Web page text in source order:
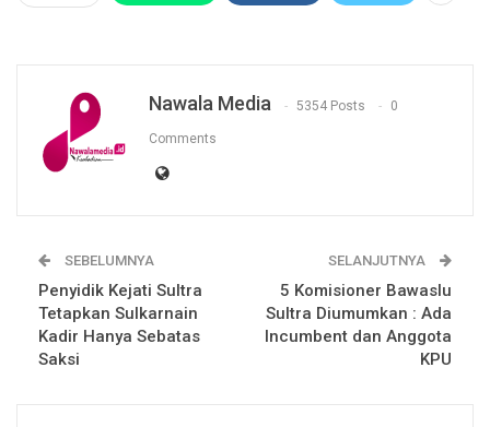
Nawala Media 5354 Posts 0
Comments
SEBELUMNYA
Penyidik Kejati Sultra
Tetapkan Sulkarnain
Kadir Hanya Sebatas
Saksi
SELANJUTNYA
5 Komisioner Bawaslu
Sultra Diumumkan : Ada
Incumbent dan Anggota
KPU